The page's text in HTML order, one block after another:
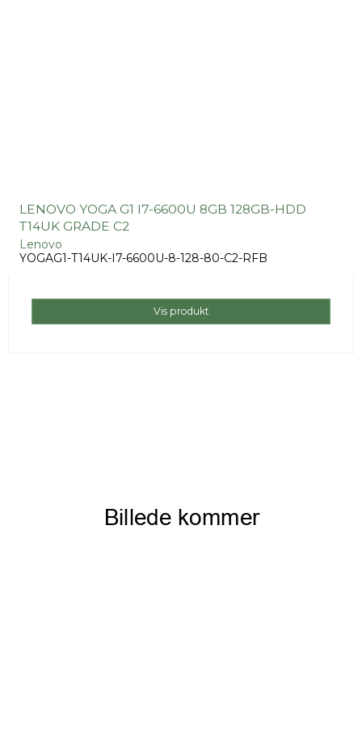
LENOVO YOGA G1 I7-6600U 8GB 128GB-HDD
T14UK GRADE C2
Lenovo
YOGAG1-T14UK-I7-6600U-8-128-80-C2-RFB
Vis produkt